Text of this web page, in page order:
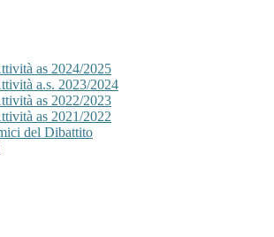
as 2024/2025
a.s. 2023/2024
as 2022/2023
as 2021/2022
del Dibattito